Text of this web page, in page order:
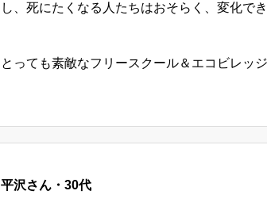
し、死にたくなる人たちはおそらく、変化で
とっても素敵なフリースクール＆エコビレッ
平沢さん・30代